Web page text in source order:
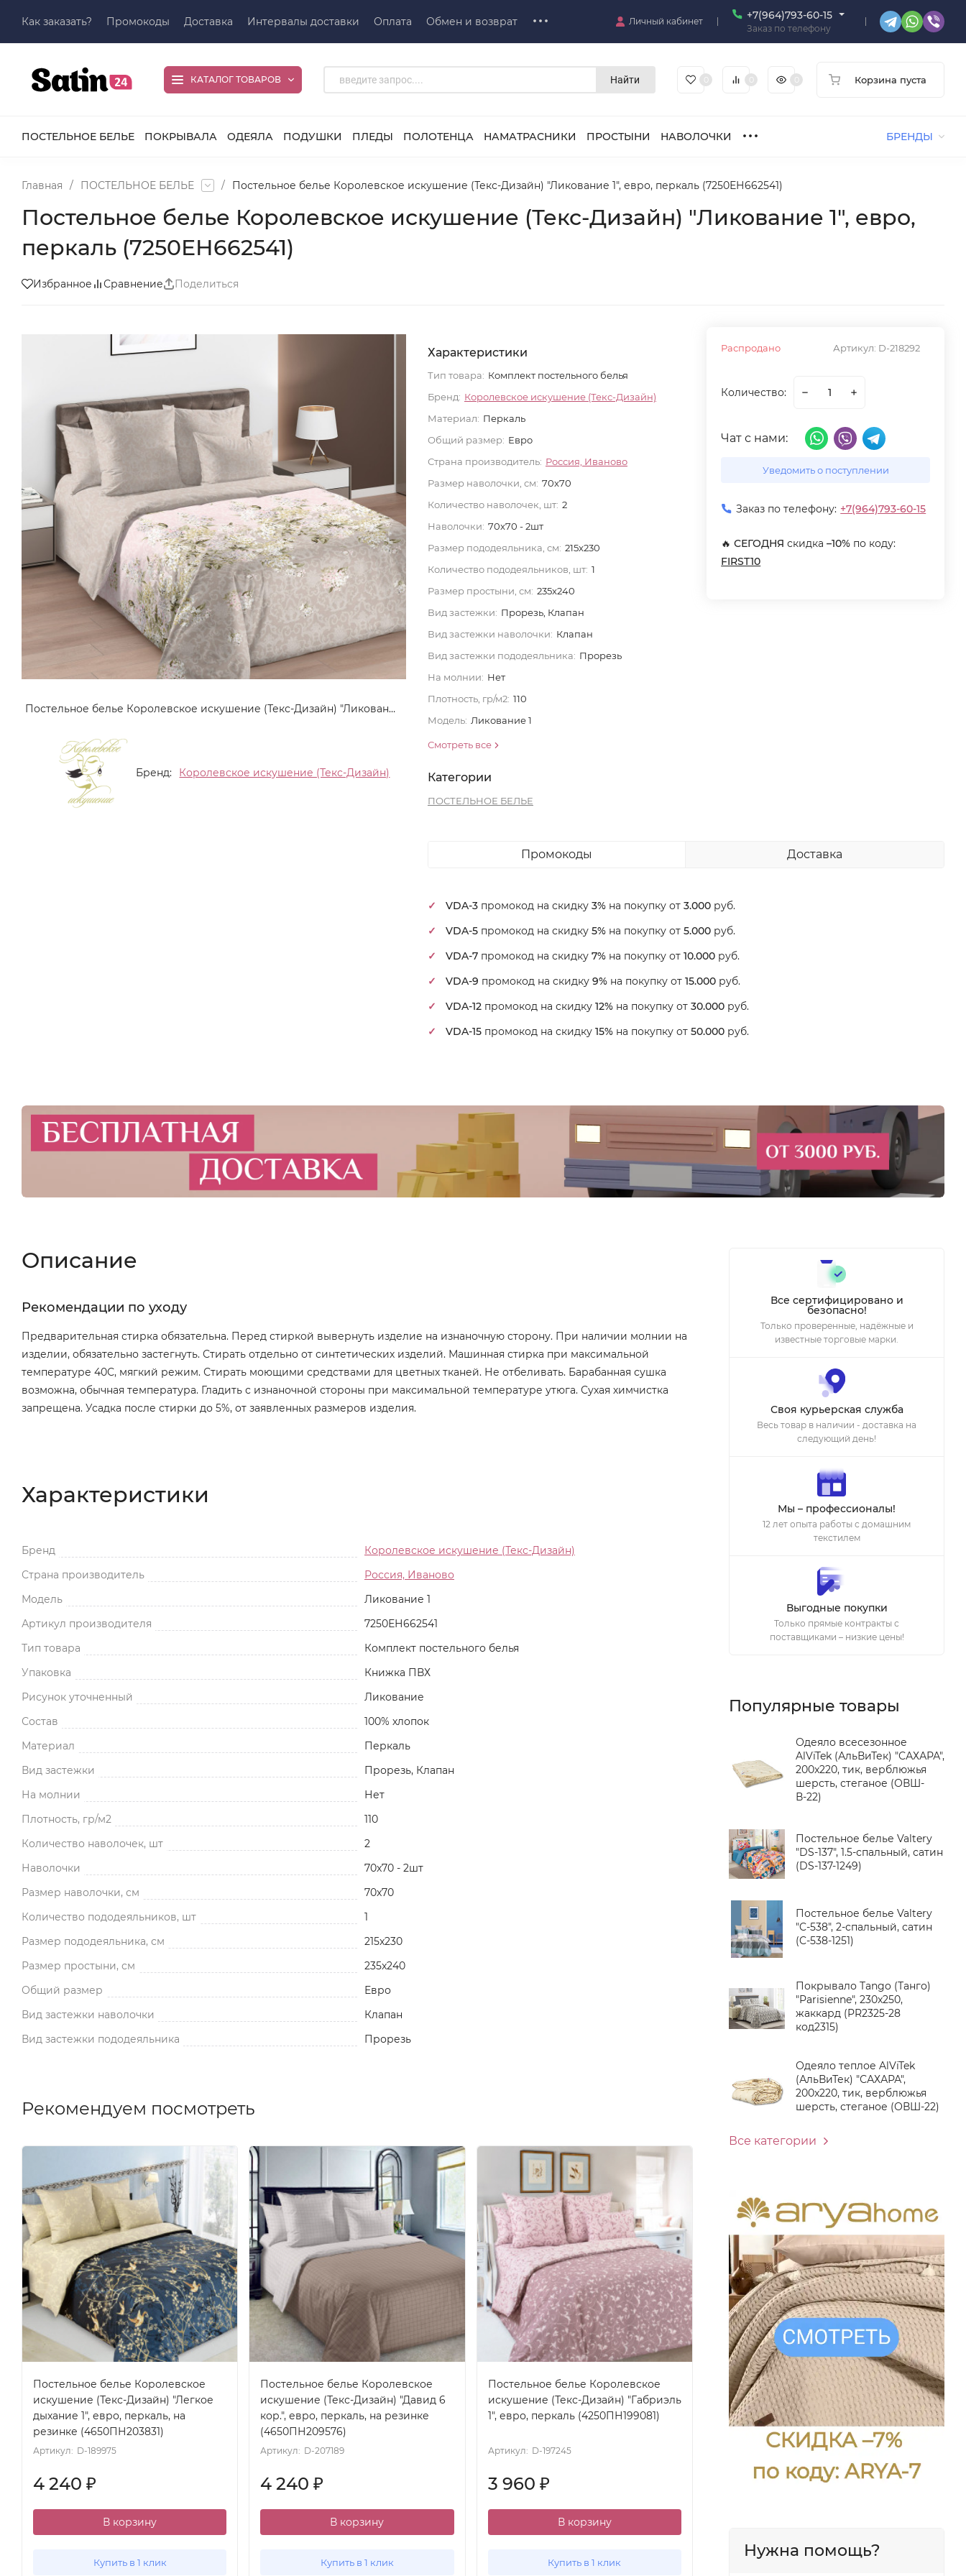
Как заказать? Промокоды Доставка Интервалы доставки Оплата Обмен и возврат Личный кабинет +7(964)793-60-15
Заказ по телефону
КАТАЛОГ ТОВАРОВ Найти Корзина пуста
ПОСТЕЛЬНОЕ БЕЛЬЕ ПОКРЫВАЛА ОДЕЯЛА ПОДУШКИ ПЛЕДЫ ПОЛОТЕНЦА НАМАТРАСНИКИ ПРОСТЫНИ НАВОЛОЧКИ БРЕНДЫ
Главная / ПОСТЕЛЬНОЕ БЕЛЬЕ / Постельное белье Королевское искушение (Текс-Дизайн) "Ликование 1", евро, перкаль (7250ЕН662541)
Постельное белье Королевское искушение (Текс-Дизайн) "Ликование 1", евро,
перкаль (7250ЕН662541)
Избранное Сравнение Поделиться
Постельное белье Королевское искушение (Текс-Дизайн) "Ликование 1", евро, перкаль (7250ЕН662541)
Бренд: Королевское искушение (Текс-Дизайн)
Характеристики
Тип товара: Комплект постельного белья
Бренд: Королевское искушение (Текс-Дизайн)
Материал: Перкаль
Общий размер: Евро
Страна производитель: Россия, Иваново
Размер наволочки, см: 70x70
Количество наволочек, шт: 2
Наволочки: 70x70 - 2шт
Размер пододеяльника, см: 215x230
Количество пододеяльников, шт: 1
Размер простыни, см: 235x240
Вид застежки: Прорезь, Клапан
Вид застежки наволочки: Клапан
Вид застежки пододеяльника: Прорезь
На молнии: Нет
Плотность, гр/м2: 110
Модель: Ликование 1
Смотреть все
Категории
ПОСТЕЛЬНОЕ БЕЛЬЕ
Артикул: D-218292
Распродано
Количество:
Чат с нами:
Уведомить о поступлении
Заказ по телефону: +7(964)793-60-15
🔥СЕГОДНЯ скидка–10% по коду:
FIRST10
Промокоды Доставка
VDA-3промокод на скидку 3%на покупку от 3.000руб.
VDA-5промокод на скидку 5%на покупку от 5.000руб.
VDA-7промокод на скидку 7%на покупку от 10.000руб.
VDA-9 промокод на скидку 9%на покупку от 15.000руб.
VDA-12промокод на скидку 12%на покупку от 30.000руб.
VDA-15промокод на скидку 15%на покупку от 50.000руб.
Описание
Рекомендации по уходу
Предварительная стирка обязательна. Перед стиркой вывернуть изделие на изнаночную сторону. При наличии молнии на
изделии, обязательно застегнуть. Стирать отдельно от синтетических изделий. Машинная стирка при максимальной
температуре 40С, мягкий режим. Стирать моющими средствами для цветных тканей. Не отбеливать. Барабанная сушка
возможна, обычная температура. Гладить с изнаночной стороны при максимальной температуре утюга. Сухая химчистка
запрещена. Усадка после стирки до 5%, от заявленных размеров изделия.
Характеристики
Бренд
Королевское искушение (Текс-Дизайн)
Страна производитель
Россия, Иваново
Модель
Ликование 1
Артикул производителя
7250ЕН662541
Тип товара
Комплект постельного белья
Упаковка
Книжка ПВХ
Рисунок уточненный
Ликование
Состав
100% хлопок
Материал
Перкаль
Вид застежки
Прорезь, Клапан
На молнии
Нет
Плотность, гр/м2
110
Количество наволочек, шт
2
Наволочки
70x70 - 2шт
Размер наволочки, см
70x70
Количество пододеяльников, шт
1
Размер пододеяльника, см
215x230
Размер простыни, см
235x240
Общий размер
Евро
Вид застежки наволочки
Клапан
Вид застежки пододеяльника
Прорезь
Рекомендуем посмотреть
Постельное белье Королевское
искушение (Текс-Дизайн) "Легкое
дыхание 1", евро, перкаль, на
резинке (4650ПН203831)
Артикул: D-189975
4 240 ₽
В корзину
Купить в 1 клик
Постельное белье Королевское
искушение (Текс-Дизайн) "Давид 6
кор.", евро, перкаль, на резинке
(4650ПН209576)
Артикул: D-207189
4 240₽
В корзину
Купить в 1 клик
Постельное белье Королевское
искушение (Текс-Дизайн) "Габриэль
1", евро, перкаль (4250ПН199081)
Артикул: D-197245
3 960 ₽
В корзину
Купить в 1 клик
Все сертифицировано и
безопасно!
Только проверенные, надёжные и
известные торговые марки.
Своя курьерская служба
Весь товар в наличии - доставка на
следующий день!
Мы – профессионалы!
12 лет опыта работы с домашним
текстилем
Выгодные покупки
Только прямые контракты с
поставщиками – низкие цены!
Популярные товары
Одеяло всесезонное
AlViTek (АльВиТек) "САХАРА",
200x220, тик, верблюжья
шерсть, стеганое (ОВШ-
В-22)
Постельное белье Valtery
"DS-137", 1.5-спальный, сатин
(DS-137-1249)
Постельное белье Valtery
"C-538", 2-спальный, сатин
(C-538-1251)
Покрывало Tango (Танго)
"Parisienne", 230x250,
жаккард (PR2325-28
код2315)
Одеяло теплое AlViTek
(АльВиТек) "САХАРА",
200x220, тик, верблюжья
шерсть, стеганое (ОВШ-22)
Все категории
Нужна помощь?